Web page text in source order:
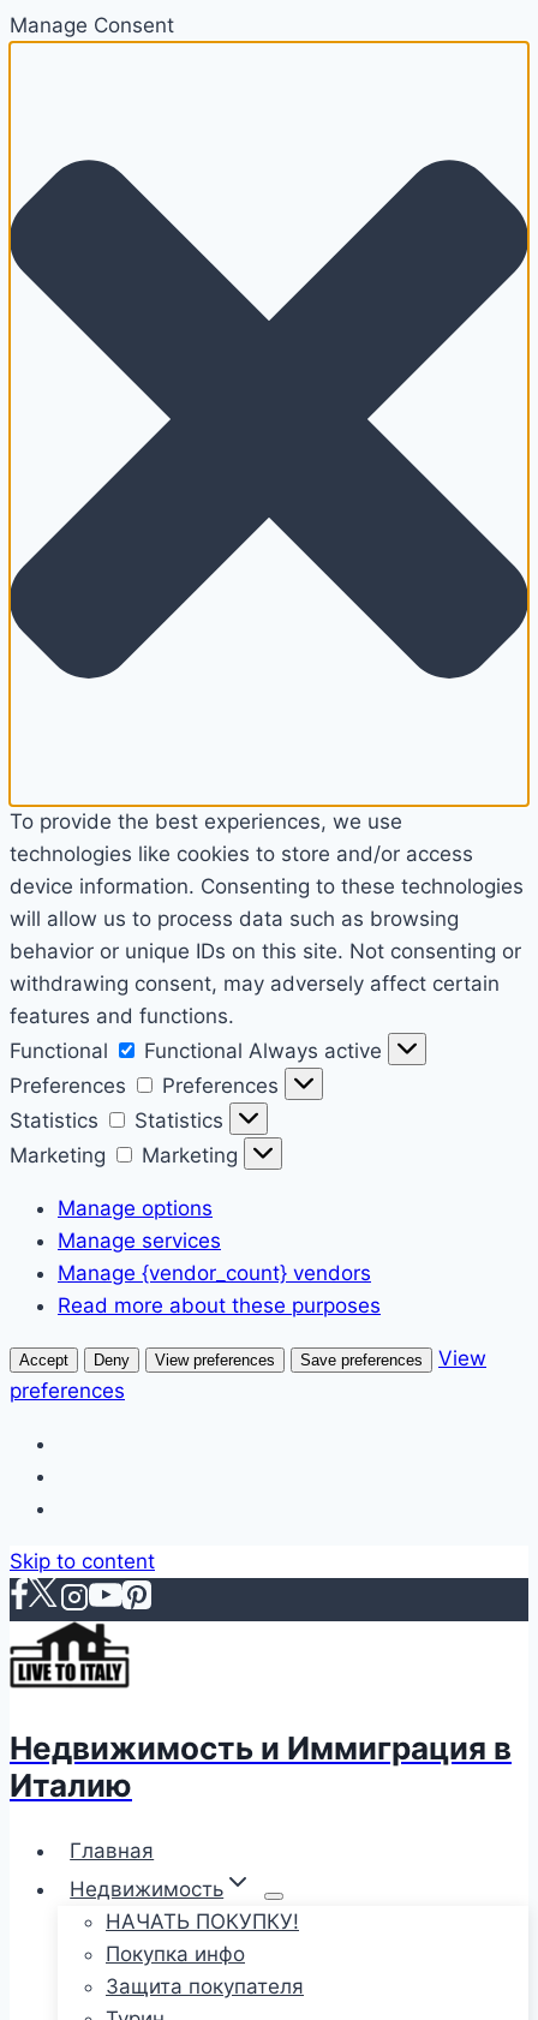
Manage Consent
To provide the best experiences, we use
technologies like cookies to store and/or access
device information. Consenting to these technologies
will allow us to process data such as browsing
behavior or unique IDs on this site. Not consenting or
withdrawing consent, may adversely affect certain
features and functions.
Functional
Functional Always active
Preferences
Preferences
Statistics
Statistics
Marketing
Marketing
Manage options
Manage services
Manage {vendor_count} vendors
Read more about these purposes
Accept Deny View preferences Save preferences
View
preferences
Skip to content
Недвижимость и Иммиграция в
Италию
Главная
Недвижимость
НАЧАТЬ ПОКУПКУ!
Покупка инфо
Защита покупателя